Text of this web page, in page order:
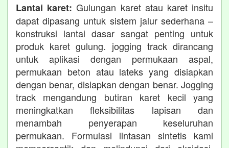
Lantai karet: Gulungan karet atau karet insitu
dapat dipasang untuk sistem jalur sederhana –
konstruksi lantai dasar sangat penting untuk
produk karet gulung. jogging track dirancang
untuk aplikasi dengan permukaan aspal,
permukaan beton atau lateks yang disiapkan
dengan benar, disiapkan dengan benar. Jogging
track mengandung butiran karet kecil yang
meningkatkan fleksibilitas lapisan dan
menambah penyerapan keseluruhan
permukaan. Formulasi lintasan sintetis kami